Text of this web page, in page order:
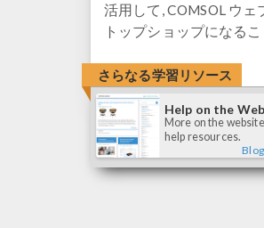
活用して, COMSOL ウ
トップショップになる
さらなる学習リソース
Help on the Web
More on the
help resources.